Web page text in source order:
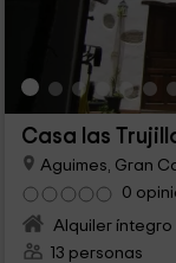
Casa las
Aguimes, Gran
0
Alquiler íntegro
13 personas